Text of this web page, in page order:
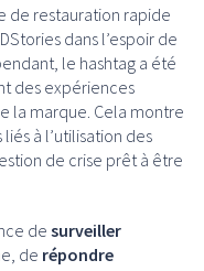
de restauration rapide
dans l’espoir de
le hashtag a été
des expériences
la marque. Cela montre
à l’utilisation des
de crise prêt à être
de surveiller
de répondre